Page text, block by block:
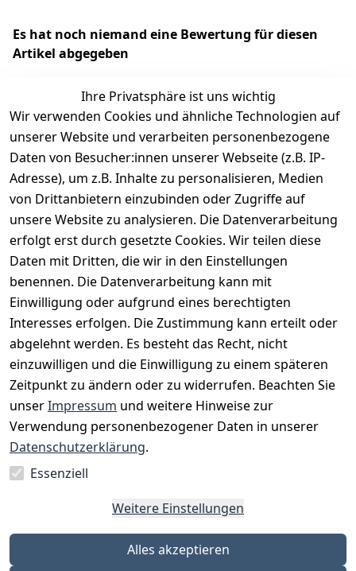
Es hat noch niemand eine Bewertung für diesen
Artikel abgegeben
EU-Verantwortliche Person - klicken Sie für Details
Ihre Privatsphäre ist uns wichtig
Wir verwenden Cookies und ähnliche Technologien auf
unserer Website und verarbeiten personenbezogene
Daten von Besucher:innen unserer Webseite (z.B. IP-
Adresse), um z.B. Inhalte zu personalisieren, Medien
von Drittanbietern einzubinden oder Zugriffe auf
unsere Website zu analysieren. Die Datenverarbeitung
erfolgt erst durch gesetzte Cookies. Wir teilen diese
Daten mit Dritten, die wir in den Einstellungen
benennen. Die Datenverarbeitung kann mit
Einwilligung oder aufgrund eines berechtigten
Interesses erfolgen. Die Zustimmung kann erteilt oder
abgelehnt werden. Es besteht das Recht, nicht
einzuwilligen und die Einwilligung zu einem späteren
Zeitpunkt zu ändern oder zu widerrufen. Beachten Sie
unserImpressum und weitere Hinweise zur
Verwendung personenbezogener Daten in unserer
Datenschutzerklärung.
Essenziell
Weitere Einstellungen
Alles akzeptieren
Rechtliches
AGB
Impressum
Datenschutze
rklärung
Barrierefreihe
Services
Kontakt
Registrieren
Katalog
Zahlungsm
öglichkeite
n
Vorkasse
PayPal
Versanddie
nstleister
Post